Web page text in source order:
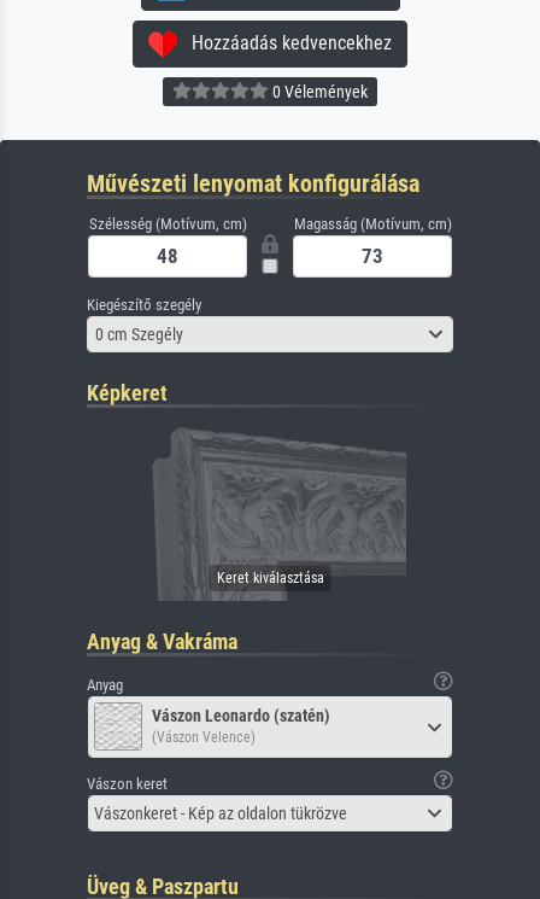
Hozzáadás kedvencekhez
0 Vélemények
Művészeti lenyomat konfigurálása
Szélesség (Motívum, cm) Magasság (Motívum, cm)
Kiegészítő szegély
0 cm Szegély
Képkeret
Anyag & Vakráma
Anyag
Vászon Leonardo (szatén)
(Vászon Velence)
Vászon keret
Vászonkeret - Kép az oldalon tükrözve
Üveg & Paszpartu